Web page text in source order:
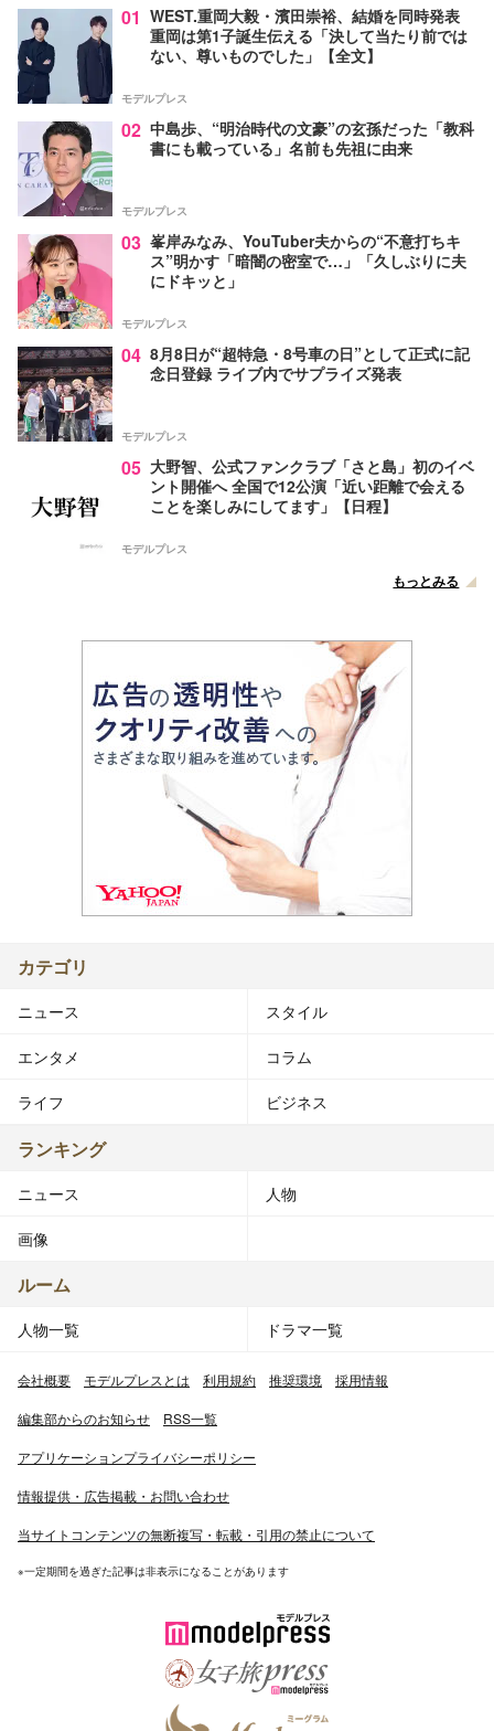
01 WEST.重岡大毅・濱田崇裕、結婚を同時発表
重岡は第1子誕生伝える「決して当たり前では
ない、尊いものでした」【全文】
モデルプレス
02 中島歩、“明治時代の文豪”の玄孫だった「教科
書にも載っている」名前も先祖に由来
モデルプレス
03 峯岸みなみ、YouTuber夫からの“不意打ちキ
ス”明かす「暗闇の密室で…」「久しぶりに夫
にドキッと」
モデルプレス
04 8月8日が“超特急・8号車の日”として正式に記
念日登録 ライブ内でサプライズ発表
モデルプレス
05 大野智、公式ファンクラブ「さと島」初のイベ
ント開催へ 全国で12公演「近い距離で会える
ことを楽しみにしてます」【日程】
モデルプレス
もっとみる
カテゴリ
ニュース スタイル
エンタメ コラム
ライフ ビジネス
ランキング
ニュース 人物
画像
ルーム
人物一覧 ドラマ一覧
会社概要 モデルプレスとは 利用規約 推奨環境 採用情報
編集部からのお知らせ RSS一覧
アプリケーションプライバシーポリシー
情報提供・広告掲載・お問い合わせ
当サイトコンテンツの無断複写・転載・引用の禁止について
※一定期間を過ぎた記事は非表示になることがあります